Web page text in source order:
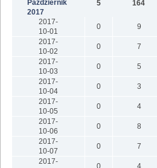
Październik
2017
5 164
2017-
10-01
0 9
2017-
10-02
0 7
2017-
10-03
0 5
2017-
10-04
0 3
2017-
10-05
0 4
2017-
10-06
0 8
2017-
10-07
0 7
2017-
0 4